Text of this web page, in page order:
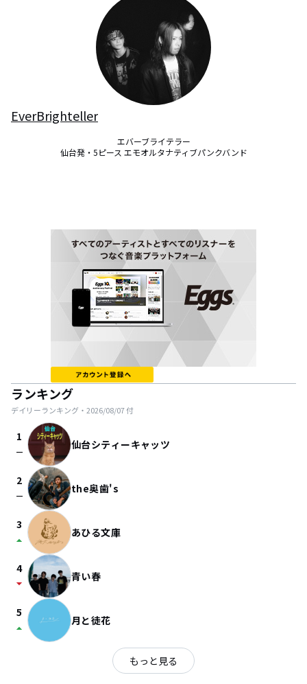
EverBrighteller
エバーブライテラー
仙台発・5ピース エモオルタナティブパンクバンド
ランキング
デイリーランキング・ 2026/08/07付
1
check_indeterminate_small 仙台シティーキャッツ
2
check_indeterminate_small the奥歯's
3
arrow_drop_up あひる文庫
4
arrow_drop_down 青い春
5
arrow_drop_up 月と徒花
もっと見る